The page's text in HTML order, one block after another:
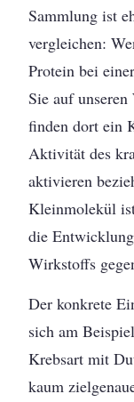
Sammlung ist
vergleichen:
Protein bei
Sie auf
finden dort ein
Aktivität des
aktivieren
Kleinmolekül
die
Wirkstoffs
Der konkrete
sich am
Krebsart mit
kaum